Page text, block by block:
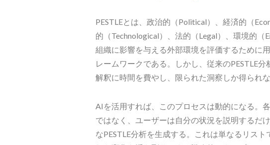
PESTLEとは、政治的（Political）、経済的（
的（Technological）、法的（Legal）、環境的（
組織に影響を与える外部環境を評価するために
レームワークである。しかし、従来のPESTLE
解釈に時間を費やし、限られた洞察しか得られな
AIを活用すれば、このプロセスは動的になる。
ではなく、ユーザーは自分の状況を説明するだ
なPESTLE分析を生成する。これは単なるリス